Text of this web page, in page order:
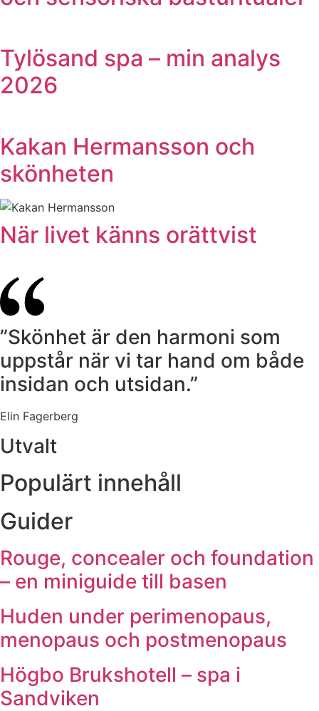
Tylösand spa – min analys
2026
Kakan Hermansson och
skönheten
När livet känns orättvist
”Skönhet är den harmoni som
uppstår när vi tar hand om både
insidan och utsidan.”
Elin Fagerberg
Utvalt
Populärt innehåll
Guider
Rouge, concealer och foundation
– en miniguide till basen
Huden under perimenopaus,
menopaus och postmenopaus
Högbo Brukshotell – spa i
Sandviken